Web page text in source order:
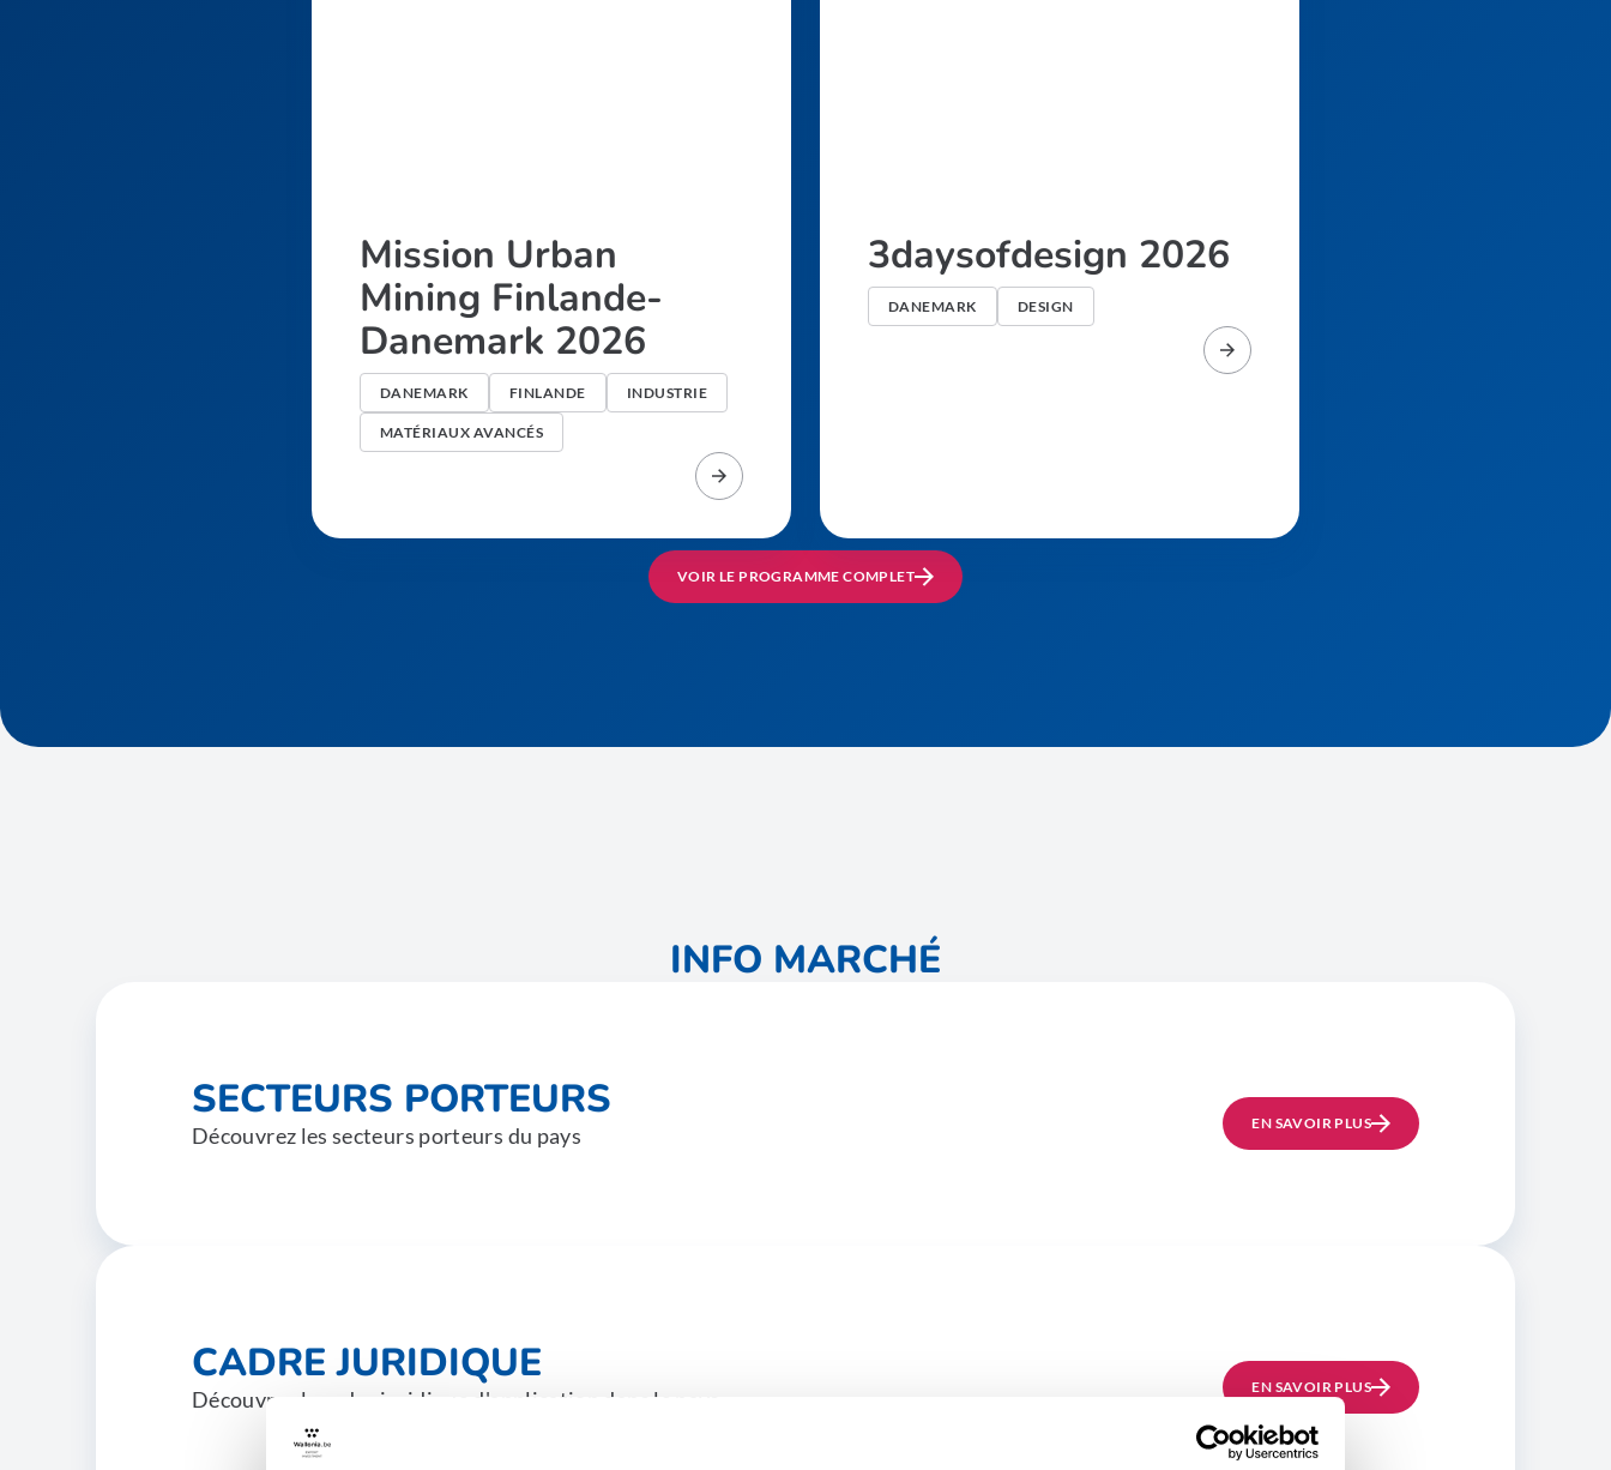
Mission Urban
Mining Finlande-
Danemark 2026
DANEMARK FINLANDE INDUSTRIE
MATÉRIAUX AVANCÉS
3daysofdesign 2026
DANEMARK DESIGN
VOIR LE PROGRAMME COMPLET
INFO MARCHÉ
SECTEURS PORTEURS
Découvrez les secteurs porteurs du pays EN SAVOIR PLUS
CADRE JURIDIQUE
Découvrez le cadre juridique d'application dans le pays EN SAVOIR PLUS